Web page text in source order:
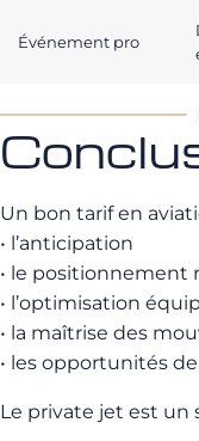
Événement pro
Un bon tarif en
• l’anticipation
• le positionnement
• l’optimisation
• la maîtrise des
• les opportunités
Le private jet est un